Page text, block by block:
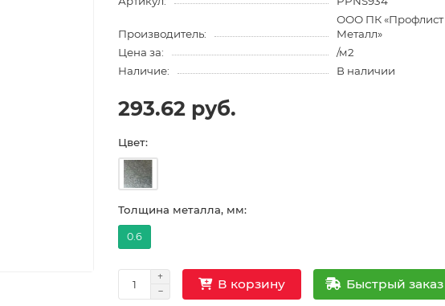
Производитель:
ООО ПК «Профлист
Металл»
Цена за:
/м2
Наличие:
В наличии
293.62 руб.
Цвет:
Толщина металла, мм:
0.6
В корзину Быстрый заказ